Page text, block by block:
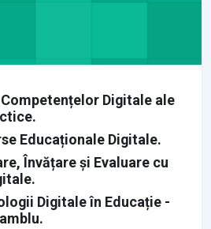
Digitale ale
Educaționale Digitale.
Învățare și Evaluare cu
Digitale în Educație -